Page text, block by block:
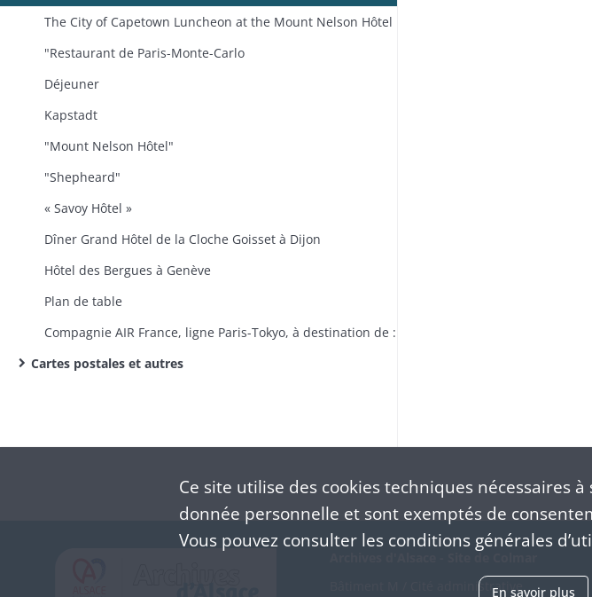
The City of Capetown Luncheon at the Mount Nelson Hôtel
"Restaurant de Paris-Monte-Carlo
Déjeuner
Kapstadt
"Mount Nelson Hôtel"
"Shepheard"
« Savoy Hôtel »
Dîner Grand Hôtel de la Cloche Goisset à Dijon
Hôtel des Bergues à Genève
Plan de table
Compagnie AIR France, ligne Paris-Tokyo, à destination de :
Cartes postales et autres
Bâtiment M / Cité administrative
Ce site utilise des cookiestechniques nécessaires
donnée personnelle et sont exemptés de
Vous pouvez consulter les conditions générales
En savoir plus